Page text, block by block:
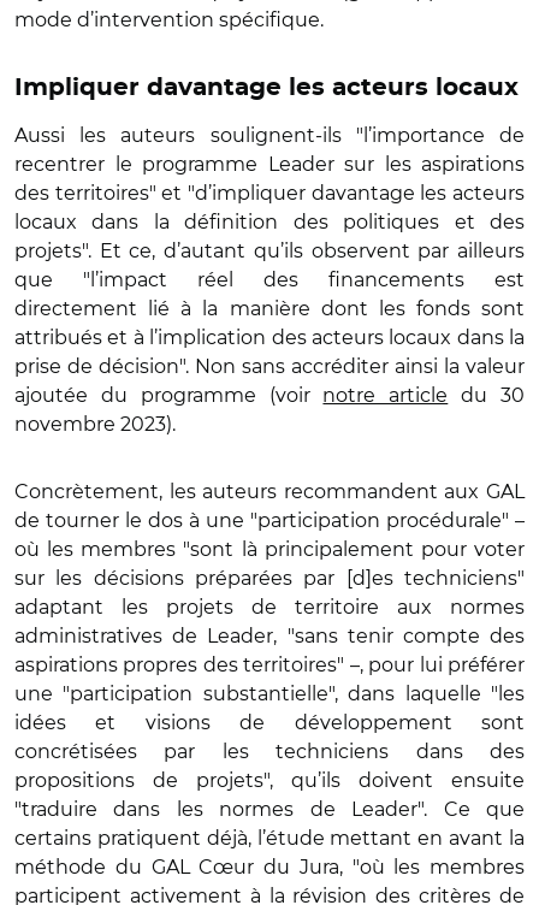
mode d’intervention spécifique.
Impliquer davantage les acteurs locaux
Aussi les auteurs soulignent-ils "l’importance de
recentrer le programme Leader sur les aspirations
des territoires" et "d’impliquer davantage les acteurs
locaux dans la définition des politiques et des
projets". Et ce, d’autant qu’ils observent par ailleurs
que "l’impact réel des financements est
directement lié à la manière dont les fonds sont
attribués et à l’implication des acteurs locaux dans la
prise de décision". Non sans accréditer ainsi la valeur
ajoutée du programme (voir notre article du 30
novembre 2023).
Concrètement, les auteurs recommandent aux GAL
de tourner le dos à une "participation procédurale" –
où les membres "sont là principalement pour voter
sur les décisions préparées par [d]es techniciens"
adaptant les projets de territoire aux normes
administratives de Leader, "sans tenir compte des
aspirations propres des territoires" –, pour lui préférer
une "participation substantielle", dans laquelle "les
idées et visions de développement sont
concrétisées par les techniciens dans des
propositions de projets", qu’ils doivent ensuite
"traduire dans les normes de Leader". Ce que
certains pratiquent déjà, l’étude mettant en avant la
méthode du GAL Cœur du Jura, "où les membres
participent activement à la révision des critères de